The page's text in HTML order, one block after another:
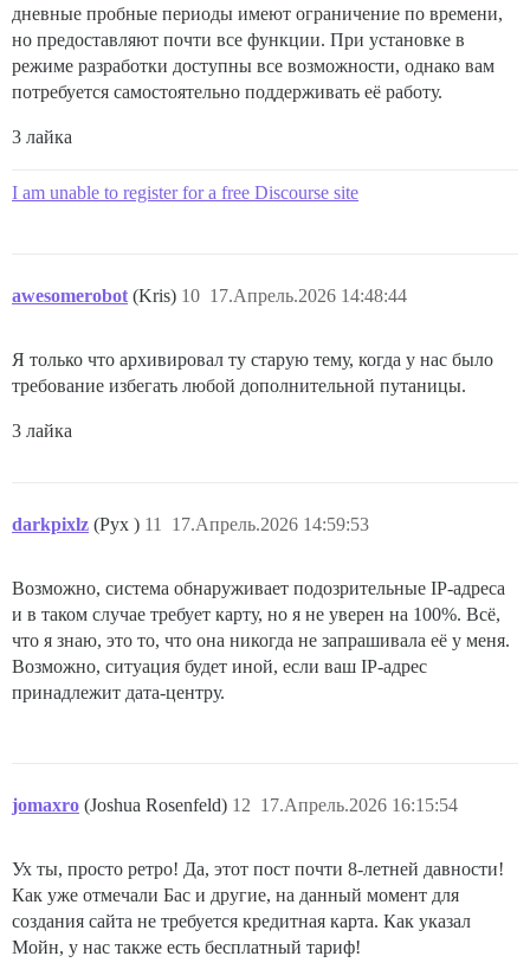
дневные пробные периоды имеют ограничение по времени,
но предоставляют почти все функции. При установке в
режиме разработки доступны все возможности, однако вам
потребуется самостоятельно поддерживать её работу.
3 лайка
I am unable to register for a free Discourse site
awesomerobot (Kris) 17.Апрель.2026 14:48:44
10
Я только что архивировал ту старую тему, когда у нас было
требование избегать любой дополнительной путаницы.
3 лайка
darkpixlz (Pyx ) 17.Апрель.2026 14:59:53
11
Возможно, система обнаруживает подозрительные IP-адреса
и в таком случае требует карту, но я не уверен на 100%. Всё,
что я знаю, это то, что она никогда не запрашивала её у меня.
Возможно, ситуация будет иной, если ваш IP-адрес
принадлежит дата-центру.
jomaxro (Joshua Rosenfeld) 17.Апрель.2026 16:15:54
12
Ух ты, просто ретро! Да, этот пост почти 8-летней давности!
Как уже отмечали Бас и другие, на данный момент для
создания сайта не требуется кредитная карта. Как указал
Мойн, у нас также есть бесплатный тариф!